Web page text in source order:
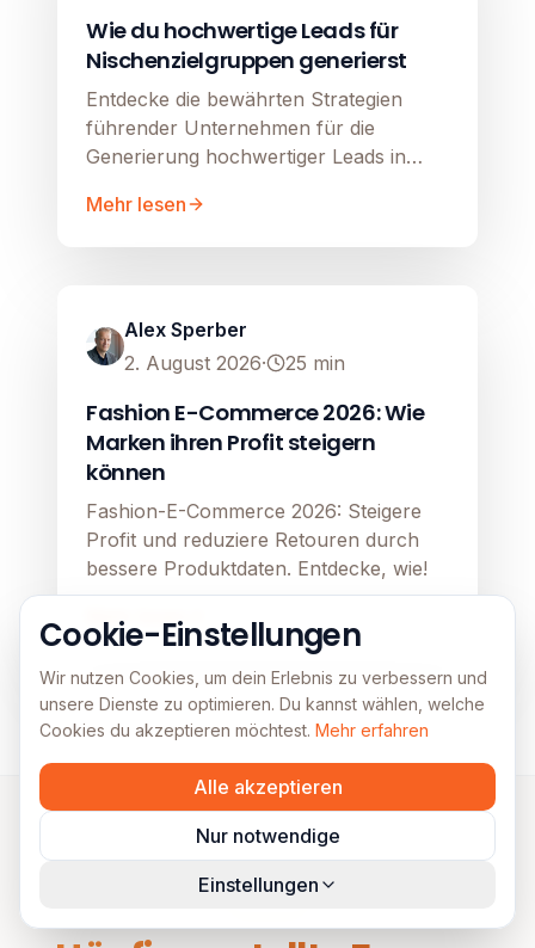
Wie du hochwertige Leads für
Nischenzielgruppen generierst
Entdecke die bewährten Strategien
führender Unternehmen für die
Generierung hochwertiger Leads in
Mehr lesen
Alex Sperber
2. August 2026· 25 min
Fashion E-Commerce 2026: Wie
Marken ihren Profit steigern
können
Fashion-E-Commerce 2026: Steigere
Profit und reduziere Retouren durch
bessere Produktdaten. Entdecke, wie!
Mehr lesen
FAQs
Cookie-Einstellungen
Wir nutzen Cookies, um dein Erlebnis zu verbessern und
unsere Dienste zu optimieren. Du kannst wählen, welche
Cookies du akzeptieren möchtest. Mehr erfahren
Alle akzeptieren
Nur notwendige
Einstellungen